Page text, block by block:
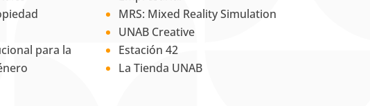
para la
MRS: Mixed Reality Simulation
UNAB Creative
Estación 42
La Tienda UNAB